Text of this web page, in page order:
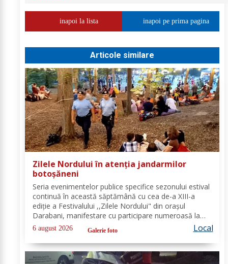
inapoi la lista inapoi pe prima pagina
Articole similare
Zilele Nordului în atenția jandarmilor
botoșăneni
Seria evenimentelor publice specifice sezonului estival
continuă în această săptămână cu cea de-a XIII-a
ediție a Festivalului ,,Zilele Nordului" din orașul
Darabani, manifestare cu participare numeroasă la
care Inspectoratul de Jandarmi Județean Botoșani, în
cooperare cu partenerii instituționali,...
6 august 2026 Galerie foto Local